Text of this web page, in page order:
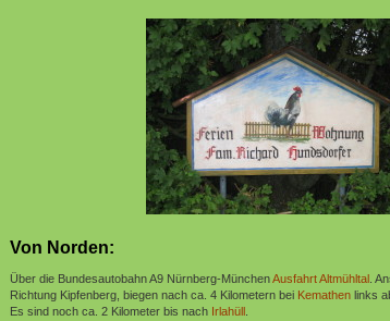
Von Norden:
Über die Bundesautobahn A9 Nürnberg-MünchenAusfahrt Altmühltal
Richtung Kipfenberg, biegen nach ca. 4 Kilometern bei Kemathen links
Es sind noch ca. 2 Kilometer bis nach Irlahüll